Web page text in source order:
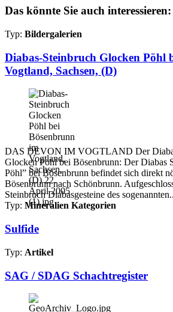
Das könnte Sie auch interessieren:
Typ: Bildergalerien
Diabas-Steinbruch Glocken Pöhl
Vogtland, Sachsen, (D)
DAS DEVON IM VOGTLAND Der
Glocken Pöhl bei Bösenbrunn: Der Diabas
Pöhl” bei Bösenbrunn befindet sich direkt
Bösenbrunn nach Schönbrunn.
Steinbruch Diabasgesteine des
Typ: Mineralien Kategorien
Sulfide
Typ: Artikel
SAG / SDAG Schachtregister